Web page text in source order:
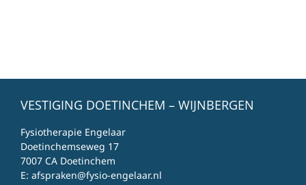
VESTIGING DOETINCHEM – WIJNBERGEN
Fysiotherapie Engelaar
Doetinchemseweg 17
7007 CA Doetinchem
E: afspraken@fysio-engelaar.nl